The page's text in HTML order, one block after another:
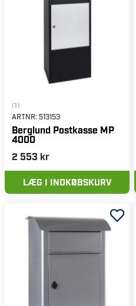
(1)
ARTNR: 513153
Berglund Postkasse MP
4000
2 553 kr
LÆG I INDKØBSKURV